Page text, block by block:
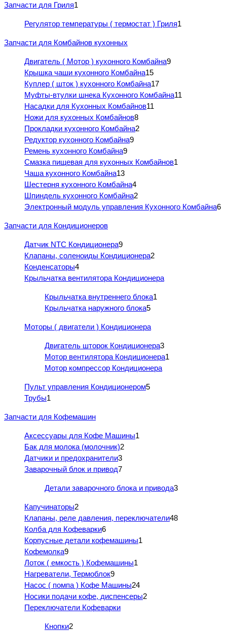
Запчасти для Гриля1
Регулятор температуры ( термостат ) Гриля1
Запчасти для Комбайнов кухонных
Двигатель ( Мотор ) кухонного Комбайна9
Крышка чаши кухонного Комбайна15
Куплер ( шток ) кухонного Комбайна17
Муфты-втулки шнека Кухонного Комбайна11
Насадки для Кухонных Комбайнов11
Ножи для кухонных Комбайнов8
Прокладки кухонного Комбайна2
Редуктор кухонного Комбайна9
Ремень кухонного Комбайна9
Смазка пищевая для кухонных Комбайнов1
Чаша кухонного Комбайна13
Шестерня кухонного Комбайна4
Шпиндель кухонного Комбайна2
Электронный модуль управления Кухонного Комбайна6
Запчасти для Кондиционеров
Датчик NTC Кондиционера9
Клапаны, соленоиды Кондиционера2
Конденсаторы4
Крыльчатка вентилятора Кондиционера
Крыльчатка внутреннего блока1
Крыльчатка наружного блока5
Моторы ( двигатели ) Кондиционера
Двигатель шторок Кондиционера3
Мотор вентилятора Кондиционера1
Мотор компрессор Кондиционера
Пульт управления Кондиционером5
Трубы1
Запчасти для Кофемашин
Аксессуары для Кофе Машины1
Бак для молока (молочник)2
Датчики и предохранители3
Заварочный блок и привод7
Детали заварочного блока и привода3
Капучинаторы2
Клапаны, реле давления, переключатели48
Колба для Кофеварки6
Корпусные детали кофемашины1
Кофемолка9
Лоток ( емкость ) Кофемашины1
Нагреватели, Термоблок9
Насос ( помпа ) Кофе Машины24
Носики подачи кофе, диспенсеры2
Переключатели Кофеварки
Кнопки2